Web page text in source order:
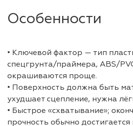
Особенности
• Ключевой фактор — тип
спецгрунта/праймера, ABS/
окрашиваются проще.
• Поверхность должна быть
ухудшает сцепление, нужна
• Быстрое «схватывание»;
прочность обычно